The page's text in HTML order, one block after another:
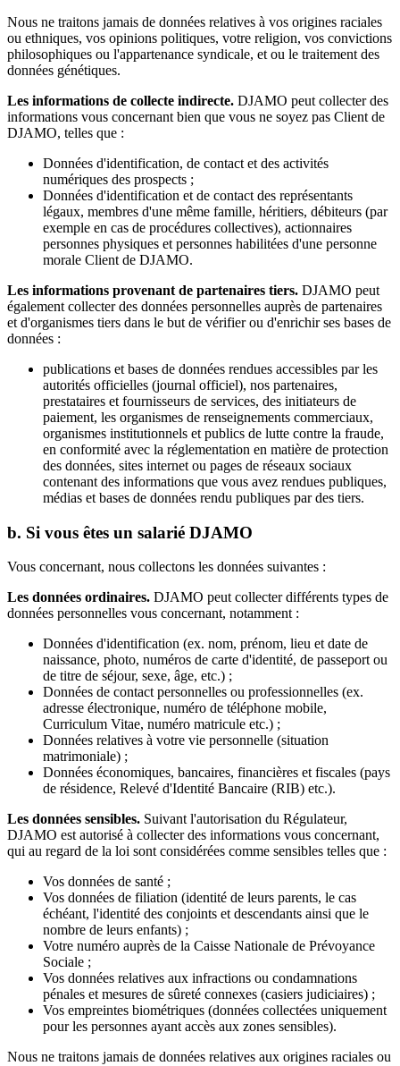
Nous ne traitons jamais de données relatives à vos origines raciales
ou ethniques, vos opinions politiques, votre religion, vos convictions
philosophiques ou l'appartenance syndicale, et ou le traitement des
données génétiques.
Les informations de collecte indirecte. DJAMO peut collecter des
informations vous concernant bien que vous ne soyez pas Client de
DJAMO, telles que :
Données d'identification, de contact et des activités
numériques des prospects ;
Données d'identification et de contact des représentants
légaux, membres d'une même famille, héritiers, débiteurs (par
exemple en cas de procédures collectives), actionnaires
personnes physiques et personnes habilitées d'une personne
morale Client de DJAMO.
Les informations provenant de partenaires tiers. DJAMO peut
également collecter des données personnelles auprès de partenaires
et d'organismes tiers dans le but de vérifier ou d'enrichir ses bases de
données :
publications et bases de données rendues accessibles par les
autorités officielles (journal officiel), nos partenaires,
prestataires et fournisseurs de services, des initiateurs de
paiement, les organismes de renseignements commerciaux,
organismes institutionnels et publics de lutte contre la fraude,
en conformité avec la réglementation en matière de protection
des données, sites internet ou pages de réseaux sociaux
contenant des informations que vous avez rendues publiques,
médias et bases de données rendu publiques par des tiers.
b. Si vous êtes un salarié DJAMO
Vous concernant, nous collectons les données suivantes :
Les données ordinaires. DJAMO peut collecter différents types de
données personnelles vous concernant, notamment :
Données d'identification (ex. nom, prénom, lieu et date de
naissance, photo, numéros de carte d'identité, de passeport ou
de titre de séjour, sexe, âge, etc.) ;
Données de contact personnelles ou professionnelles (ex.
adresse électronique, numéro de téléphone mobile,
Curriculum Vitae, numéro matricule etc.) ;
Données relatives à votre vie personnelle (situation
matrimoniale) ;
Données économiques, bancaires, financières et fiscales (pays
de résidence, Relevé d'Identité Bancaire (RIB) etc.).
Les données sensibles. Suivant l'autorisation du Régulateur,
DJAMO est autorisé à collecter des informations vous concernant,
qui au regard de la loi sont considérées comme sensibles telles que :
Vos données de santé ;
Vos données de filiation (identité de leurs parents, le cas
échéant, l'identité des conjoints et descendants ainsi que le
nombre de leurs enfants) ;
Votre numéro auprès de la Caisse Nationale de Prévoyance
Sociale ;
Vos données relatives aux infractions ou condamnations
pénales et mesures de sûreté connexes (casiers judiciaires) ;
Vos empreintes biométriques (données collectées uniquement
pour les personnes ayant accès aux zones sensibles).
Nous ne traitons jamais de données relatives aux origines raciales ou